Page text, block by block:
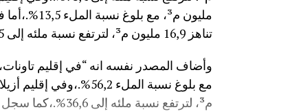
مليون م³،
تناهز 16,9 مليون م³، لترتفع نسبة ملئه إلى 37,5%.”